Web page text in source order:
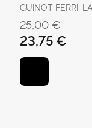
GUINOT FERRI,
25,00 €
23,75 €